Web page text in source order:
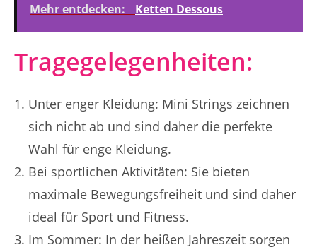
Mehr entdecken: Ketten Dessous
Tragegelegenheiten:
Unter enger Kleidung: Mini Strings zeichnen
sich nicht ab und sind daher die perfekte
Wahl für enge Kleidung.
Bei sportlichen Aktivitäten: Sie bieten
maximale Bewegungsfreiheit und sind daher
ideal für Sport und Fitness.
Im Sommer: In der heißen Jahreszeit sorgen